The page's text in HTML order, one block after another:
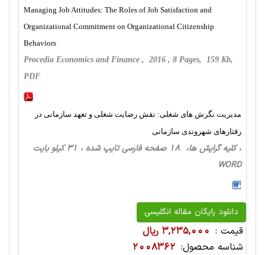
Managing Job Attitudes: The Roles of Job Satisfaction and
Organizational Commitment on Organizational Citizenship
Behaviors
Procedia Economics and Finance , 2016 , 8 Pages, 159 Kb,
PDF
مدیریت نگرش های شغلی: نقش رضایت شغلی و تعهد سازمانی در
رفتارهای شهروندی سازمانی
، کلیه گرایش ها، 18 صفحه فارسی تایپ شده ، 31 کیلو بایت
WORD
دانلود رایگان مقاله انگلیسی
قیمت : 3,235,000 ریال
شناسه محصول: 2008362